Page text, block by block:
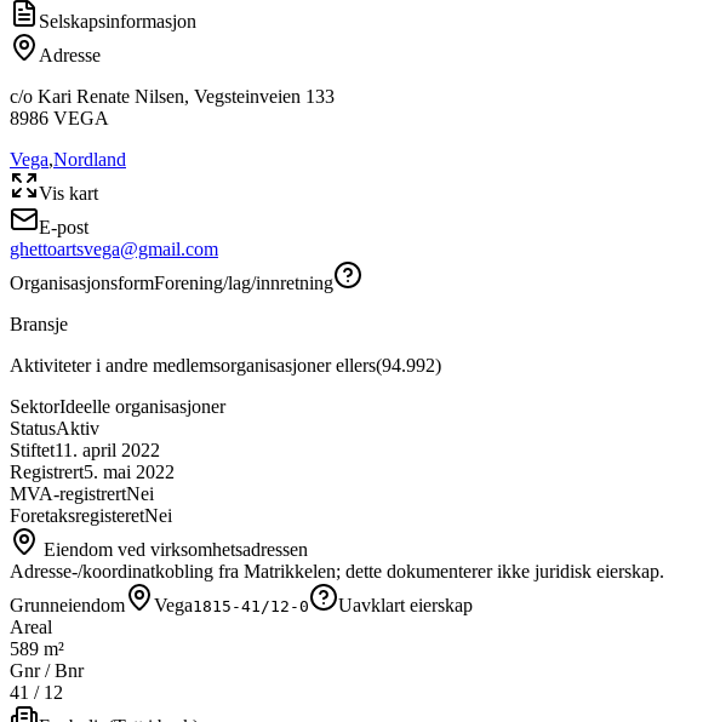
Selskapsinformasjon
Adresse
c/o Kari Renate Nilsen, Vegsteinveien 133
8986 VEGA
Vega,Nordland
Vis kart
E-post
ghettoartsvega@gmail.com
OrganisasjonsformForening/lag/innretning
Bransje
Aktiviteter i andre medlemsorganisasjoner ellers(94.992)
SektorIdeelle organisasjoner
StatusAktiv
Stiftet11. april 2022
Registrert5. mai 2022
MVA-registrertNei
ForetaksregisteretNei
Eiendom ved virksomhetsadressen
Adresse-/koordinatkobling fra Matrikkelen; dette dokumenterer ikke juridisk eierskap.
Grunneiendom
Vega1815-41/12-0
Uavklart eierskap
Areal
589 m²
Gnr / Bnr
41 / 12